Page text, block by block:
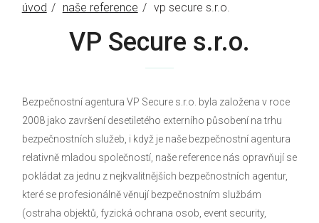
úvod naše reference vp secure s.r.o.
VP Secure s.r.o.
Bezpečnostní agentura VP Secure s.r.o. byla založena v roce
2008 jako završení desetiletého externího působení na trhu
bezpečnostních služeb, i když je naše bezpečnostní agentura
relativně mladou společností, naše reference nás opravňují se
pokládat za jednu z nejkvalitnějších bezpečnostních agentur,
které se profesionálně věnují bezpečnostním službám
(ostraha objektů, fyzická ochrana osob, event security,